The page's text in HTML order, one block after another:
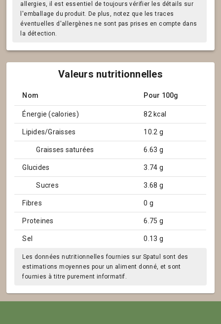
allergies, il est essentiel de toujours vérifier les détails sur
l'emballage du produit. De plus, notez que les traces
éventuelles d'allergènes ne sont pas prises en compte dans
la détection.
Valeurs nutritionnelles
Nom Pour 100g
Énergie (calories) 82 kcal
Lipides/Graisses 10.2 g
Graisses saturées 6.63 g
Glucides 3.74 g
Sucres 3.68 g
Fibres 0 g
Proteines 6.75 g
Sel 0.13 g
Les données nutritionnelles fournies sur Spatul sont des
estimations moyennes pour un aliment donné, et sont
fournies à titre purement informatif.